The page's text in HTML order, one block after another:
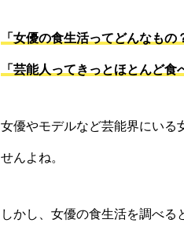
「女優の食生活ってどんなもの
「芸能人ってきっとほとんど食
女優やモデルなど芸能界にいる
せんよね。
しかし、女優の食生活を調べ